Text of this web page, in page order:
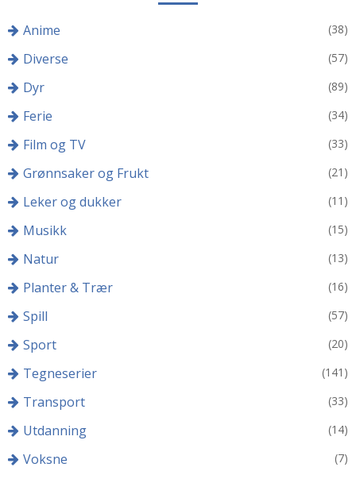
Anime (38)
Diverse (57)
Dyr (89)
Ferie (34)
Film og TV (33)
Grønnsaker og Frukt (21)
Leker og dukker (11)
Musikk (15)
Natur (13)
Planter & Trær (16)
Spill (57)
Sport (20)
Tegneserier (141)
Transport (33)
Utdanning (14)
Voksne (7)